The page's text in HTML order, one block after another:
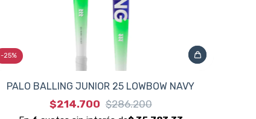
-25%
PALO BALLING JUNIOR 25 LOWBOW NAVY
$214.700 $286.200